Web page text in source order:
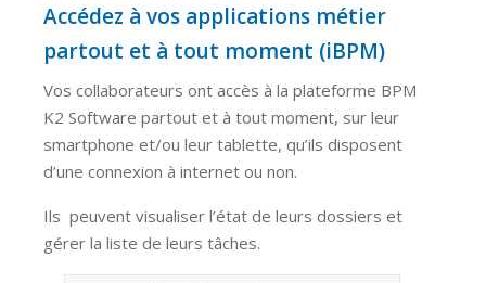
Accédez à vos applications métier
partout et à tout moment (iBPM)
Vos collaborateurs ont accès à la plateforme BPM
K2 Software partout et à tout moment, sur leur
smartphone et/ou leur tablette, qu’ils disposent
d’une connexion à internet ou non.
Ils peuvent visualiser l’état de leurs dossiers et
gérer la liste de leurs tâches.